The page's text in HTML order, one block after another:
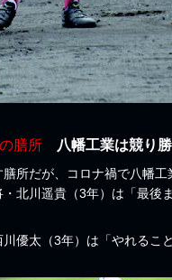
膳所 八幡工業は競り
所だが、コロナ禍で八幡
北川遥貴（3年）は「最後
優太（3年）は「やれるこ